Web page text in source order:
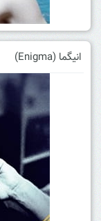
انیگما (Enigma)